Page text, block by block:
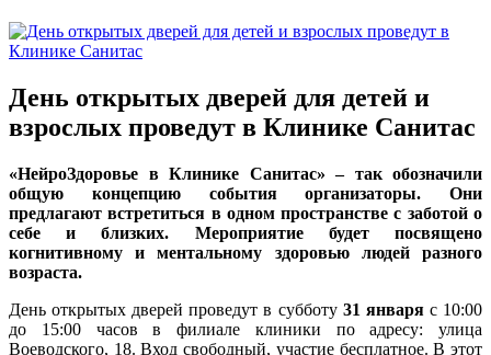
День открытых дверей для детей и
взрослых проведут в Клинике Санитас
«НейроЗдоровье в Клинике Санитас» – так обозначили
общую концепцию события организаторы. Они
предлагают встретиться в одном пространстве с заботой о
себе и близких. Мероприятие будет посвящено
когнитивному и ментальному здоровью людей разного
возраста.
День открытых дверей проведут в субботу 31 январяс 10:00
до 15:00 часов в филиале клиники по адресу: улица
Воеводского, 18. Вход свободный, участие бесплатное. В этот